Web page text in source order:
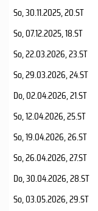
So, 30.11.2025, 20.ST
So, 07.12.2025, 18.ST
So, 22.03.2026, 23.ST
So, 29.03.2026, 24.ST
Do, 02.04.2026, 21.ST
So, 12.04.2026, 25.ST
So, 19.04.2026, 26.ST
So, 26.04.2026, 27.ST
Do, 30.04.2026, 28.ST
So, 03.05.2026, 29.ST